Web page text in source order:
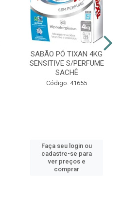
SABÃO PÓ TIXAN 4KG
SENSITIVE S/PERFUME
SACHÊ
Código: 41655
Faça seu login ou
cadastre-se para
ver preços e
comprar